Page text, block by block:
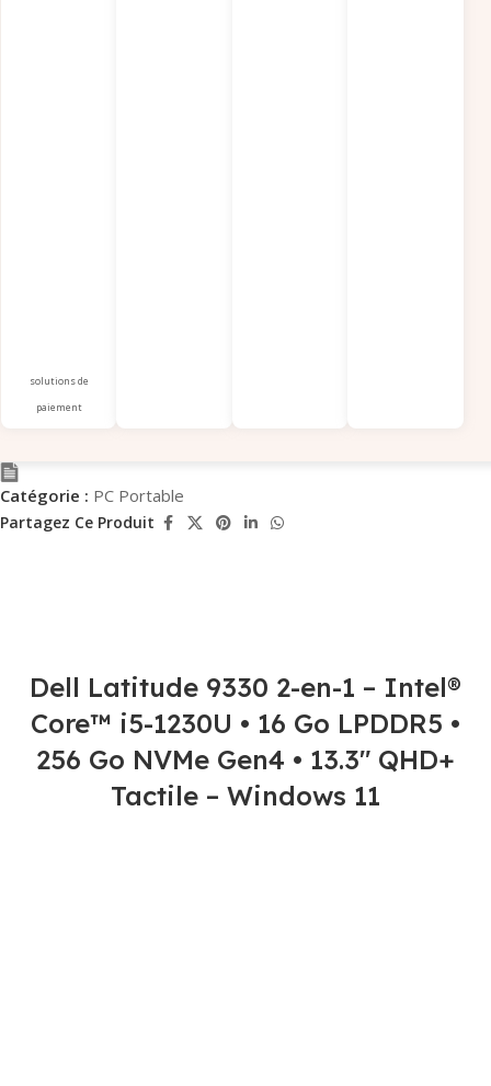
solutions de
paiement
Catégorie : PC Portable
Partagez Ce Produit
Dell Latitude 9330 2-en-1 – Intel®
Core™ i5-1230U • 16 Go LPDDR5 •
256 Go NVMe Gen4 • 13.3″ QHD+
Tactile – Windows 11